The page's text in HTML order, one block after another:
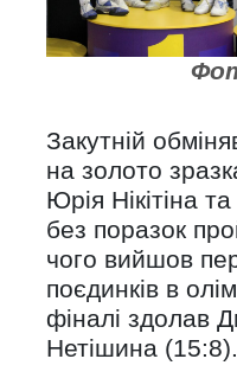
Закутній
на золото
Юрія Нікітіна
без поразок
чого вийшов
поєдинків в
фіналі здолав
Нетішина (15:8).